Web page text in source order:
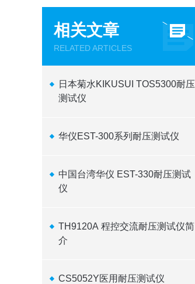
相关文章
RELATED ARTICLES
日本菊水KIKUSUI TOS5300耐压
测试仪
华仪EST-300系列耐压测试仪
中国台湾华仪 EST-330耐压测试
仪
TH9120A 程控交流耐压测试仪简
介
CS5052Y医用耐压测试仪